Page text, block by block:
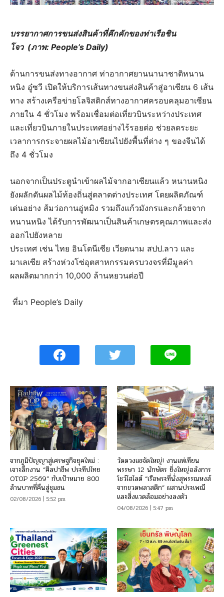
บรรยากาศการขนส่งสินค้าที่คึกคักของท่าเรือชิน
โจว (ภาพ: People’s Daily)
ด้านการขนส่งทางอากาศ ท่าอากาศยานนานาชาติหนาน
หนิง อู๋ซวี เปิดให้บริการเส้นทางขนส่งสินค้าสู่อาเซียน 6 เส้น
ทาง สร้างเครือข่ายโลจิสติกส์ทางอากาศครอบคลุมอาเซียน
ภายใน 4 ชั่วโมง พร้อมเชื่อมต่อเที่ยวบินระหว่างประเทศ
และเที่ยวบินภายในประเทศอย่างไร้รอยต่อ ช่วยลดระยะ
เวลาการกระจายผลไม้อาเซียนไปยังพื้นที่ต่าง ๆ ของจีนได้
ถึง 4 ชั่วโมง
นอกจากเป็นประตูนำเข้าผลไม้จากอาเซียนแล้ว หนานหนิง
ยังผลักดันผลไม้ท้องถิ่นสู่ตลาดต่างประเทศ โดยผลิตภัณฑ์
เด่นอย่าง ส้มว่อกานอู่หมิง รวมถึงแก้วมังกรและกล้วยจาก
หนานหนิง ได้รับการพัฒนาเป็นสินค้าเกษตรคุณภาพและส่ง
ออกไปยังหลาย
ประเทศ เช่น ไทย อินโดนีเซีย เวียดนาม สปป.ลาว และ
มาเลเซีย สร้างห่วงโซ่อุตสาหกรรมครบวงจรที่มีมูลค่า
ผลผลิตมากกว่า 10,000 ล้านหยวนต่อปี
ที่มา People’s Daily
จากภูมิปัญญาสู่เศรษฐกิจยุคใหม่ :
เจาะลึกงาน “ศิลปาชีพ ประทีปไทย
OTOP 2569” กับเป้าหมาย 800
ล้านบาทที่คืนสู่ชุมชน
02/08/2026 | 5:52 pm
วัดดวงแขจัดใหญ่! งานแห่เทียน
พรรษา 12 นักษัตร ยิ่งใหญ่อลังการ
โชว์ไฮไลต์ “เรือพระที่นั่งสุพรรณหงส์
จากขวดพลาสติก” ผสานประเพณี
และสิ่งแวดล้อมอย่างลงตัว
04/08/2026 | 5:47 pm